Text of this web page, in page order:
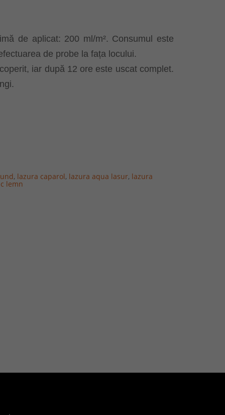
de aplicat: 200 ml/m². Consumul este
de probe la fața locului.
iar după 12 ore este uscat complet.
, lazura caparol, lazura aqua lasur, lazura
lemn